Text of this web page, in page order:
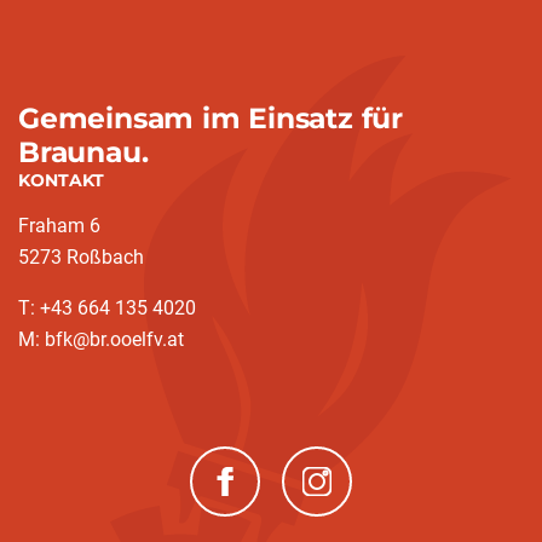
Gemeinsam im Einsatz für
Braunau.
KONTAKT
Fraham 6
5273 Roßbach
T: +43 664 135 4020
M: bfk@br.ooelfv.at
(neues Fenster)(neues Fenster)